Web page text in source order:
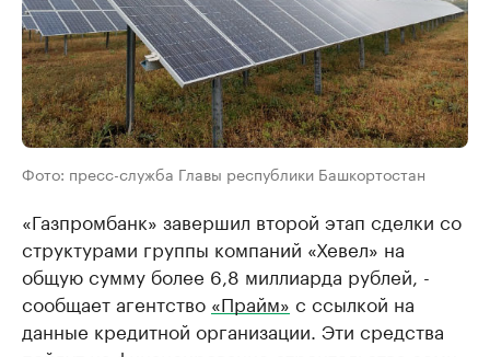
Фото: пресс-служба Главы республики Башкортостан
«Газпромбанк» завершил второй этап сделки со
структурами группы компаний «Хевел» на
общую сумму более 6,8 миллиарда рублей, -
сообщает агентство «Прайм» с ссылкой на
данные кредитной организации. Эти средства